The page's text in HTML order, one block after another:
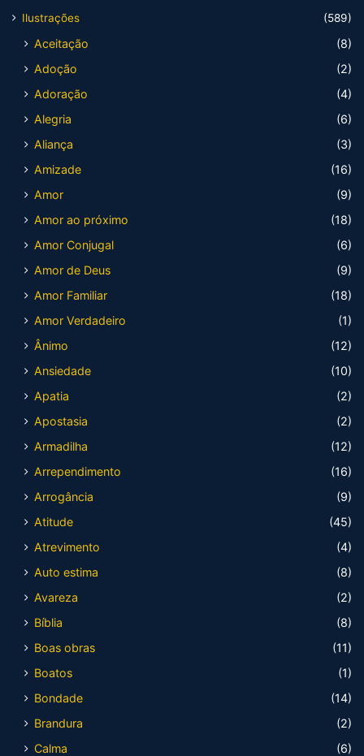
Ilustrações
(589)
Aceitação
(8)
Adoção
(2)
Adoração
(4)
Alegria
(6)
Aliança
(3)
Amizade
(16)
Amor
(9)
Amor ao próximo
(18)
Amor Conjugal
(6)
Amor de Deus
(9)
Amor Familiar
(18)
Amor Verdadeiro
(1)
Ânimo
(12)
Ansiedade
(10)
Apatia
(2)
Apostasia
(2)
Armadilha
(12)
Arrependimento
(16)
Arrogância
(9)
Atitude
(45)
Atrevimento
(4)
Auto estima
(8)
Avareza
(2)
Bíblia
(8)
Boas obras
(11)
Boatos
(1)
Bondade
(14)
Brandura
(2)
Calma
(6)